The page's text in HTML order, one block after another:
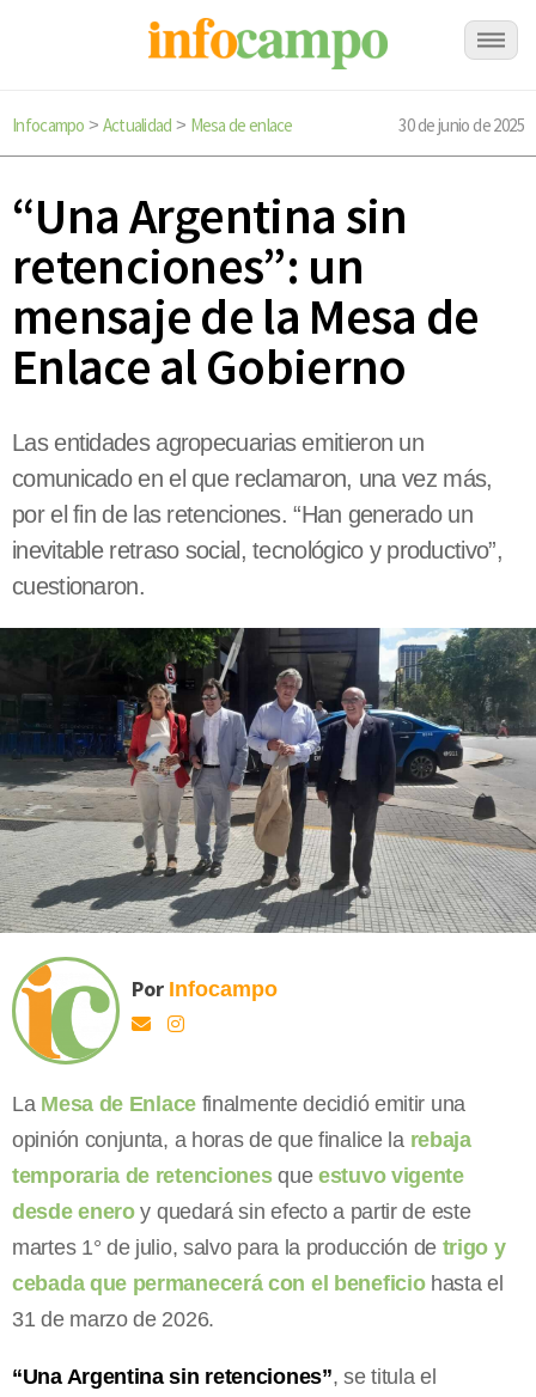
Infocampo > Actualidad > Mesa de enlace 30 de junio de 2025
“Una Argentina sin
retenciones”: un
mensaje de la Mesa de
Enlace al Gobierno
Las entidades agropecuarias emitieron un
comunicado en el que reclamaron, una vez más,
por el fin de las retenciones. “Han generado un
inevitable retraso social, tecnológico y productivo”,
cuestionaron.
Por Infocampo
La Mesa de Enlacefinalmente decidió emitir una
opinión conjunta, a horas de que finalice la rebaja
temporaria de retencionesque estuvo vigente
desde eneroy quedará sin efecto a partir de este
martes 1° de julio, salvo para la producción detrigo y
cebada que permanecerá con el beneficiohasta el
31 de marzo de 2026.
“Una Argentina sin retenciones”, se titula el